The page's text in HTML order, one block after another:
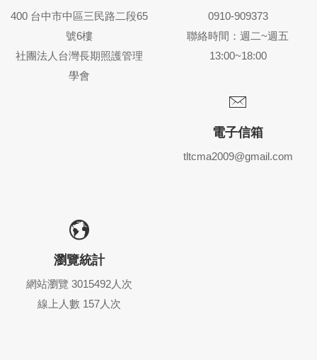
400 台中市中區三民路二段65
號6樓
社團法人台灣長期照護管理
學會
0910-909373
聯絡時間：週二~週五
13:00~18:00
電子信箱
tltcma2009@gmail.com
瀏覽統計
網站瀏覽 3015492人次
線上人數 157人次